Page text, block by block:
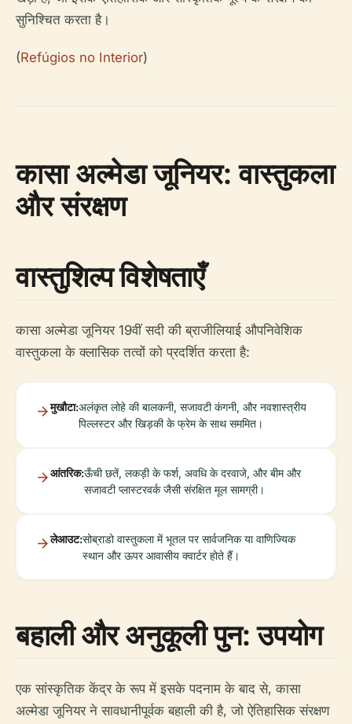
सुनिश्चित करता है।
(Refúgios no Interior)
कासा अल्मेडा जूनियर: वास्तुकला
और संरक्षण
वास्तुशिल्प विशेषताएँ
कासा अल्मेडा जूनियर 19वीं सदी की ब्राजीलियाई औपनिवेशिक
वास्तुकला के क्लासिक तत्वों को प्रदर्शित करता है:
मुखौटा:अलंकृत लोहे की बालकनी, सजावटी कंगनी, और नवशास्त्रीय
पिल्लस्टर और खिड़की के फ्रेम के साथ सममित।
आंतरिक:ऊँची छतें, लकड़ी के फर्श, अवधि के दरवाजे, और बीम और
सजावटी प्लास्टरवर्क जैसी संरक्षित मूल सामग्री।
लेआउट:सोब्राडो वास्तुकला में भूतल पर सार्वजनिक या वाणिज्यिक
स्थान और ऊपर आवासीय क्वार्टर होते हैं।
बहाली और अनुकूली पुन: उपयोग
एक सांस्कृतिक केंद्र के रूप में इसके पदनाम के बाद से, कासा
अल्मेडा जूनियर ने सावधानीपूर्वक बहाली की है, जो ऐतिहासिक संरक्षण